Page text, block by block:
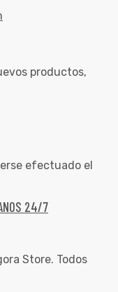
productos,
efectuado el
24/7
Store. Todos